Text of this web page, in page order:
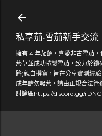
私享茄-雪茄新手交流
擁有 4 年茄齡，喜愛非古雪茄
菸草並成功捲製雪茄，致力於
路)親自撰寫，旨在分享實測經
成年請勿吸菸，請由正規合法
討論區https://discord.gg/